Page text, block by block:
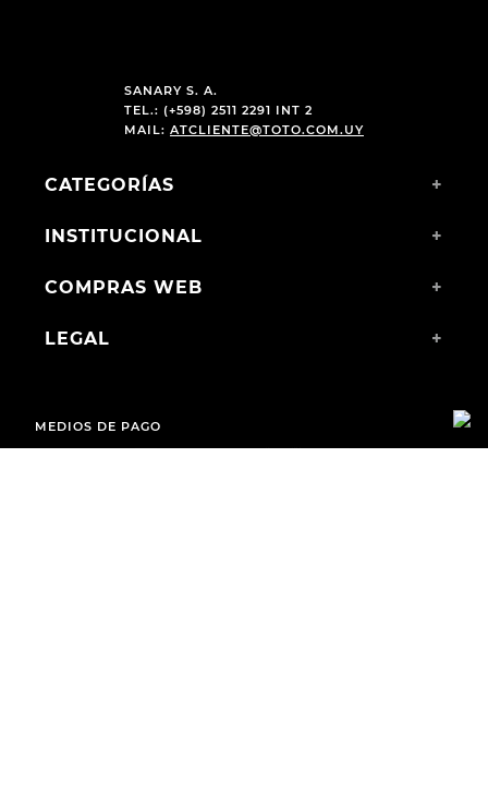
SANARY S. A.
TEL.: (+598) 2511 2291 INT 2
MAIL: ATCLIENTE@TOTO.COM.UY
CATEGORÍAS +
INSTITUCIONAL +
COMPRAS WEB +
LEGAL +
MEDIOS DE PAGO